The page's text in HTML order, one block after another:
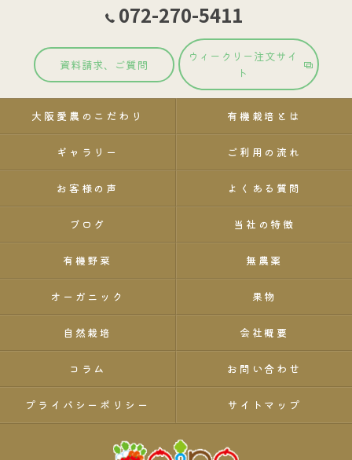
072-270-5411
資料請求、ご質問
ウィークリー注文サイ
ト
大阪愛農のこだわり 有機栽培とは
ギャラリー ご利用の流れ
お客様の声 よくある質問
ブログ 当社の特徴
有機野菜 無農薬
オーガニック 果物
自然栽培 会社概要
コラム お問い合わせ
プライバシーポリシー サイトマップ